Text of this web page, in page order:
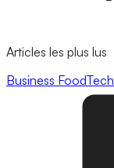
Articles les plus lus
Business FoodTech